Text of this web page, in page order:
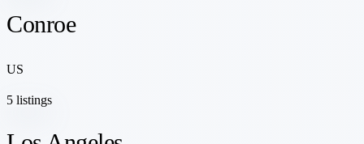
Conroe
US
5 listings